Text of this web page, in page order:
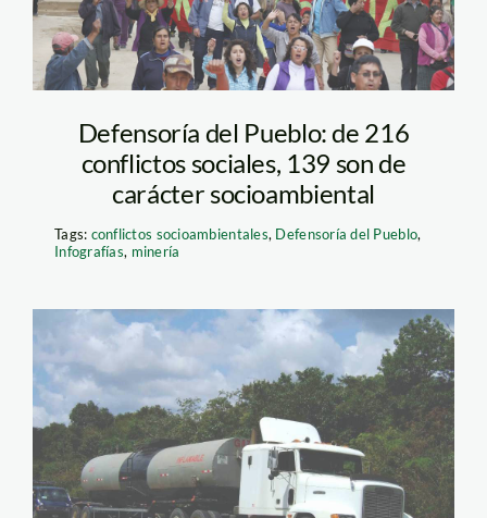
Defensoría del Pueblo: de 216
conflictos sociales, 139 son de
carácter socioambiental
Tags: conflictos socioambientales, Defensoría del Pueblo,
Infografías, minería